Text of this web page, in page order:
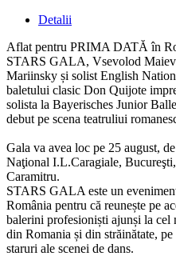
Detalii
Aflat pentru PRIMA DATĂ în
STARS GALA, Vsevolod
Mariinsky și solist English
baletului clasic Don Quijote
solista la Bayerisches Junior
debut pe scena teatruliui
Gala va avea loc pe 25 august,
Naţional I.L.Caragiale,
Caramitru.
STARS GALA este un
România pentru că reunește pe
balerini profesioniști ajunși la cel
din Romania și din străinătate,
staruri ale scenei de dans.